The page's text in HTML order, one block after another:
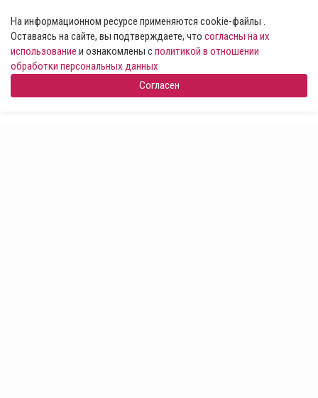
На информационном ресурсе применяются cookie-файлы .
Оставаясь на сайте, вы подтверждаете, что согласны на их
использование и ознакомлены сполитикой в отношении
обработки персональных данных
Согласен